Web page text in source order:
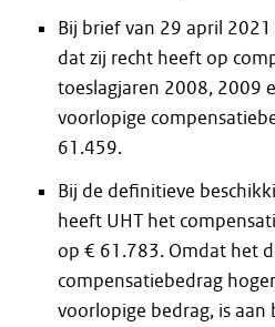
Bij brief van 29 april
dat zij recht heeft op
toeslagjaren 2008, 2009
voorlopige
61.459.
Bij de definitieve
heeft UHT het
op € 61.783. Omdat het
compensatiebedrag
voorlopige bedrag, is